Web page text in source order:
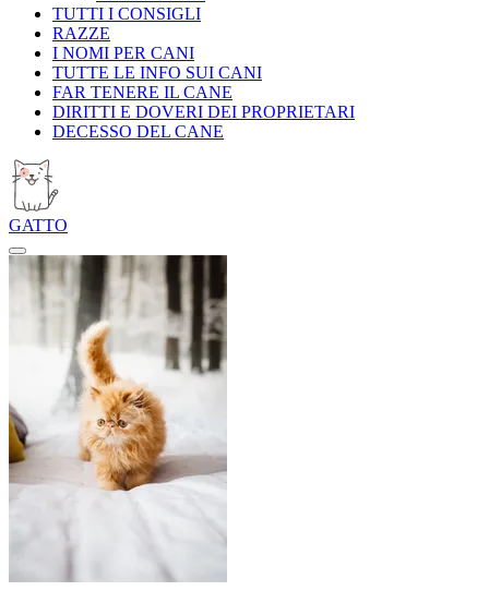
TUTTI I CONSIGLI
RAZZE
I NOMI PER CANI
TUTTE LE INFO SUI CANI
FAR TENERE IL CANE
DIRITTI E DOVERI DEI PROPRIETARI
DECESSO DEL CANE
GATTO